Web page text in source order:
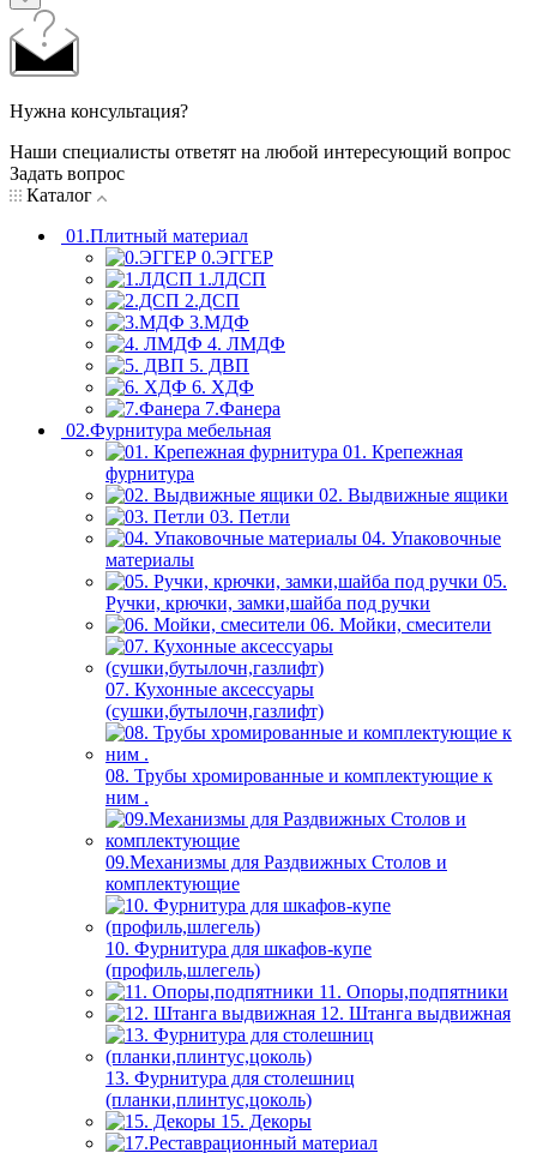
Нужна консультация?
Наши специалисты ответят на любой интересующий вопрос
Задать вопрос
Каталог
01.Плитный материал
0.ЭГГЕР
1.ЛДСП
2.ДСП
3.МДФ
4. ЛМДФ
5. ДВП
6. ХДФ
7.Фанера
02.Фурнитура мебельная
01. Крепежная
фурнитура
02. Выдвижные ящики
03. Петли
04. Упаковочные
материалы
05.
Ручки, крючки, замки,шайба под ручки
06. Мойки, смесители
07. Кухонные аксессуары
(сушки,бутылочн,газлифт)
08. Трубы хромированные и комплектующие к
ним .
09.Механизмы для Раздвижных Столов и
комплектующие
10. Фурнитура для шкафов-купе
(профиль,шлегель)
11. Опоры,подпятники
12. Штанга выдвижная
13. Фурнитура для столешниц
(планки,плинтус,цоколь)
15. Декоры